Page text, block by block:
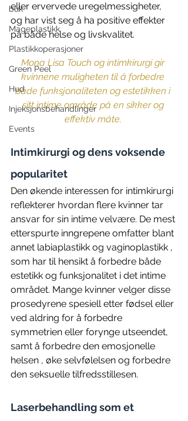
buk
Mageplastikk
Plastikkoperasjoner
Green Peel
Hud
Injeksjonsbehandlinger
Events
eller ervervede uregelmessigheter,
og har vist seg å ha positive effekter
på både helse og livskvalitet.
Mona Lisa Touch og intimkirurgi gir
kvinnene muligheten til å forbedre
både funksjonaliteten og estetikken i
sitt intime område på en sikker og
effektiv måte.
Intimkirurgi og dens voksende
popularitet
Den økende interessen for intimkirurgi
reflekterer hvordan flere kvinner tar
ansvar for sin intime velvære. De mest
etterspurte inngrepene omfatter blant
annet labiaplastikk og vaginoplastikk ,
som har til hensikt å forbedre både
estetikk og funksjonalitet i det intime
området. Mange kvinner velger disse
prosedyrene spesiell etter fødsel eller
ved aldring for å forbedre
symmetrien eller forynge utseendet,
samt å forbedre den emosjonelle
helsen , øke selvfølelsen og forbedre
den seksuelle tilfredsstillesen.
Laserbehandling som et